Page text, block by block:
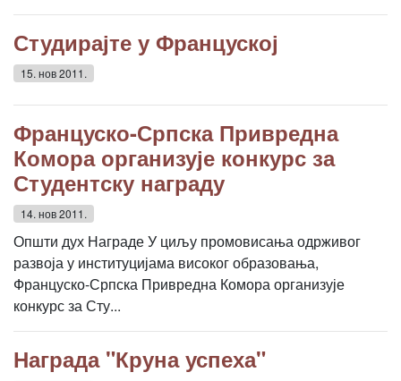
Студирајте у Француској
15. нов 2011.
Француско-Српска Привредна
Комора организује конкурс за
Студентску награду
14. нов 2011.
Општи дух Награде У циљу промовисања одрживог
развоја у институцијама високог образовања,
Француско-Српска Привредна Комора организује
конкурс за Сту...
Награда "Круна успеха"